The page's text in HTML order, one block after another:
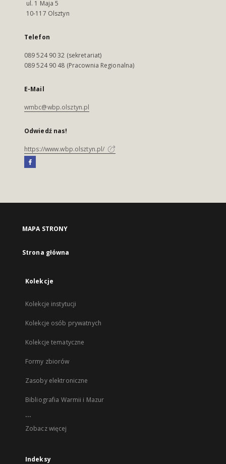
ul. 1 Maja 5
10-117 Olsztyn
Telefon
089 524 90 32 (sekretariat)
089 524 90 48 (Pracownia Regionalna)
E-Mail
wmbc@wbp.olsztyn.pl
Odwiedź nas!
https://www.wbp.olsztyn.pl/
MAPA STRONY
Strona główna
Kolekcje
Kolekcje instytucji
Kolekcje osób prywatnych
Kolekcje tematyczne
Formy zbiorów
Zasoby elektroniczne
Bibliografia Warmii i Mazur
...
Zobacz więcej
Indeksy